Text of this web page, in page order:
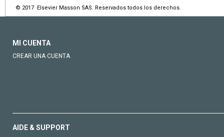
© 2017 Elsevier Masson SAS. Reservados todos los derechos.
MI CUENTA
CREAR UNA CUENTA
AIDE & SUPPORT